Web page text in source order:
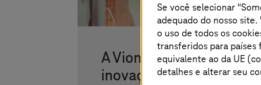
A Vion se concentra em
inovação digital
Se você selecionar
adequado do nosso
o uso de todos os
transferidos para
equivalente ao da UE
detalhes e alterar seu